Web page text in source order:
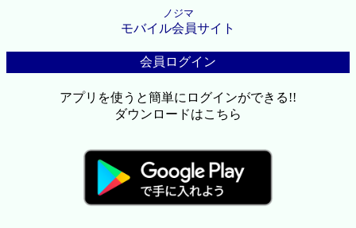
ノジマ
モバイル会員サイト
会員ログイン
アプリを使うと簡単にログインができる!!
ダウンロードはこちら